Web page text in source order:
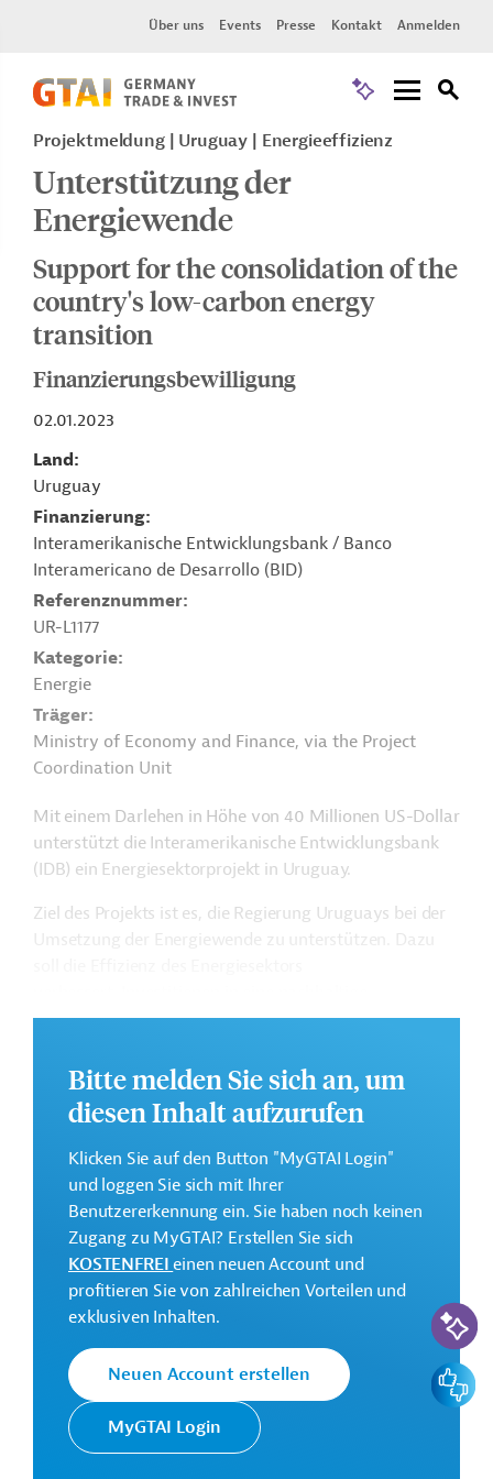
Über uns Events Presse Kontakt Anmelden
Projektmeldung Uruguay Energieeffizienz
Unterstützung der
Energiewende
Support for the consolidation of the
country's low-carbon energy
transition
Finanzierungsbewilligung
02.01.2023
Land
Uruguay
Finanzierung
Interamerikanische Entwicklungsbank / Banco
Interamericano de Desarrollo (BID)
Referenznummer
UR-L1177
Kategorie
Energie
Träger
Ministry of Economy and Finance, via the Project
Coordination Unit
Mit einem Darlehen in Höhe von 40 Millionen US-Dollar
unterstützt die Interamerikanische Entwicklungsbank
(IDB) ein Energiesektorprojekt in Uruguay.
Ziel des Projekts ist es, die Regierung Uruguays bei der
Umsetzung der Energiewende zu unterstützen. Dazu
Energieversorgung im Transportsektor und
nachhaltiger Energie verbessert werden.
Weitere Informationen zu dem Entwicklungsprojekt
Originaldokument, das zum Download bereitsteht.
Gesamtkosten:
40 Millionen US-Dollar
Geberbeitrag:
40 Millionen US-Dollar (Darlehen)
Kontaktadressen
Die IDB ist die wichtigste
Bitte melden Sie sich an, um
diesen Inhalt aufzurufen
Klicken Sie auf den Button "MyGTAI Login"
und loggen Sie sich mit Ihrer
Benutzererkennung ein. Sie haben noch keinen
Zugang zu MyGTAI? Erstellen Sie sich
KOSTENFREIeinen neuen Account und
profitieren Sie von zahlreichen Vorteilen und
exklusiven Inhalten.
Neuen Account erstellen
MyGTAI Login
KI-